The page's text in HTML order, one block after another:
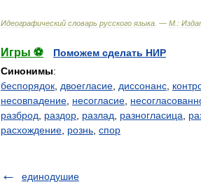
Идеографический словарь русского языка . — М :
Игры ⚽
Поможем сделать НИР
Синонимы:
беспорядок двоегласие диссонанс
несовпадение несогласие
разброд
раздор разлад разногласица
расхождение рознь спор
единодушие